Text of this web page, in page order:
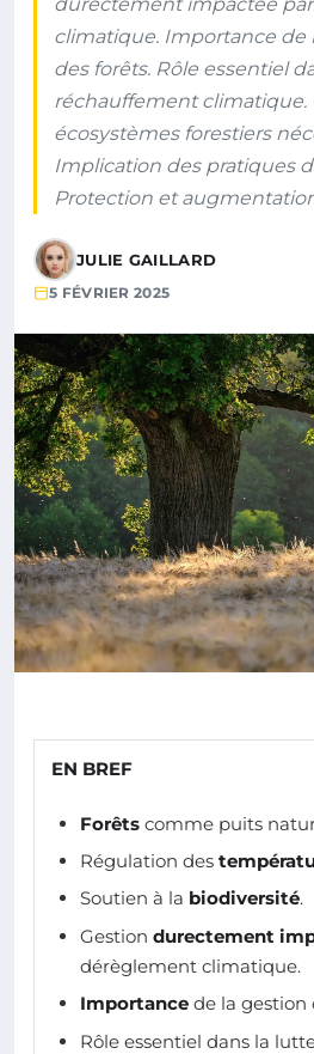
climatique. Importance de
des forêts. Rôle essentiel
réchauffement climatique.
écosystèmes forestiers
Implication des pratiques
Protection et
JULIE GAILLARD
5 FÉVRIER 2025
EN BREF
Forêts comme puits
Régulation des
Soutien à la biodiversité.
Gestion durectement
dérèglement climatique.
Importance de la gestion
Rôle essentiel dans la